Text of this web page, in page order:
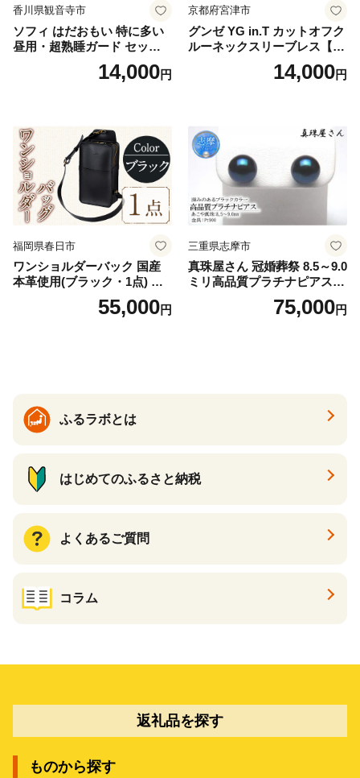
香川県観音寺市
ソフィ はだおもい 特に多い
昼用・超熟睡ガード セット
羽付き ナプキン 生理用品 サ
ニタリー ユニ・チャーム
14,000円
京都府宮津市
グンゼ YG in.T カットオフク
ルーネックスリーブレス【Y
V2618P】Lサイズ クリアベ
ージュ3枚セット [№5716-04
14,000円
福岡県春日市
ワンショルダーバック 国産
本革使用(ブラック・1点) 鞄
バック バッグ カバン レザー
国産 日本製 牛革 黒 革 革製
55,000円
三重県志摩市
真珠屋さん 冠婚葬祭 8.5～9.0
ミリ高品質プラチナピアス P
t900 志摩産アコヤ真珠 ブラ
ックパール 黒真珠75,000円
ふるラボとは
はじめてのふるさと納税
よくあるご質問
コラム
返礼品を探す
ものから探す